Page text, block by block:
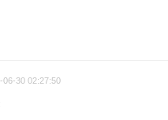
06-30 02:27:50